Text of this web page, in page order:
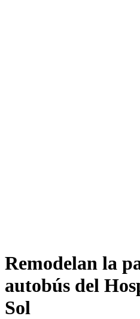
Remodelan la
autobús del
Sol